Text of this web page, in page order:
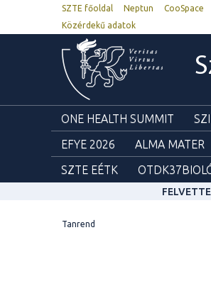
SZTE főoldal Neptun CooSpace
Közérdekű adatok
ONE HEALTH SUMMIT
EFYE 2026
ALMA MATER
SZTE EÉTK
Tanrend